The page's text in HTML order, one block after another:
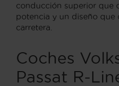
conducción superior que
potencia y un diseño que
carretera.
Coches
Passat R-